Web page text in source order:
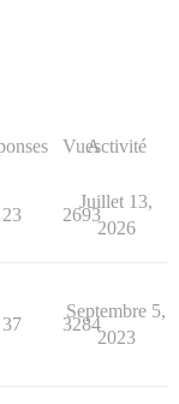
VuesActivité
23 2693
Juillet 13,
2026
37 3284
Septembre 5,
2023